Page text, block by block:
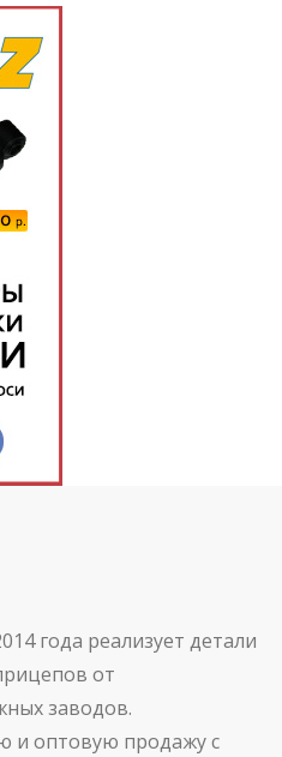
года реализует детали
от
заводов.
и оптовую продажу с